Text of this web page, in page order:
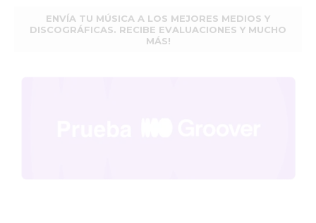
ENVÍA TU MÚSICA A LOS MEJORES MEDIOS Y
DISCOGRÁFICAS. RECIBE EVALUACIONES Y MUCHO
MÁS!